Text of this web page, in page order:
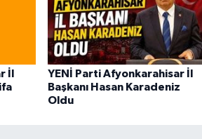
İl
YENİ Parti Afyonkarahisar İl
Başkanı Hasan Karadeniz
Oldu